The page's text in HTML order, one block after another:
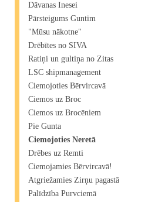
Dāvanas Inesei
Pārsteigums Guntim
"Mūsu nākotne"
Drēbītes no SIVA
Ratiņi un gultiņa no Zitas
LSC shipmanagement
Ciemojoties Bērvircavā
Ciemos uz Broc
Ciemos uz Brocēniem
Pie Gunta
Ciemojoties Neretā
Drēbes uz Remti
Ciemojamies Bērvircavā!
Atgriežamies Zirņu pagastā
Palīdzība Purvciemā